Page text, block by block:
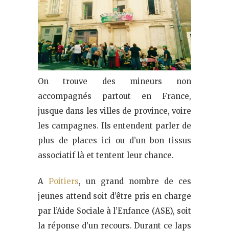
On trouve des mineurs non
accompagnés partout en France,
jusque dans les villes de province, voire
les campagnes. Ils entendent parler de
plus de places ici ou d’un bon tissus
associatif là et tentent leur chance.
A Poitiers, un grand nombre de ces
jeunes attend soit d’être pris en charge
par l’Aide Sociale à l’Enfance (ASE), soit
la réponse d’un recours. Durant ce laps